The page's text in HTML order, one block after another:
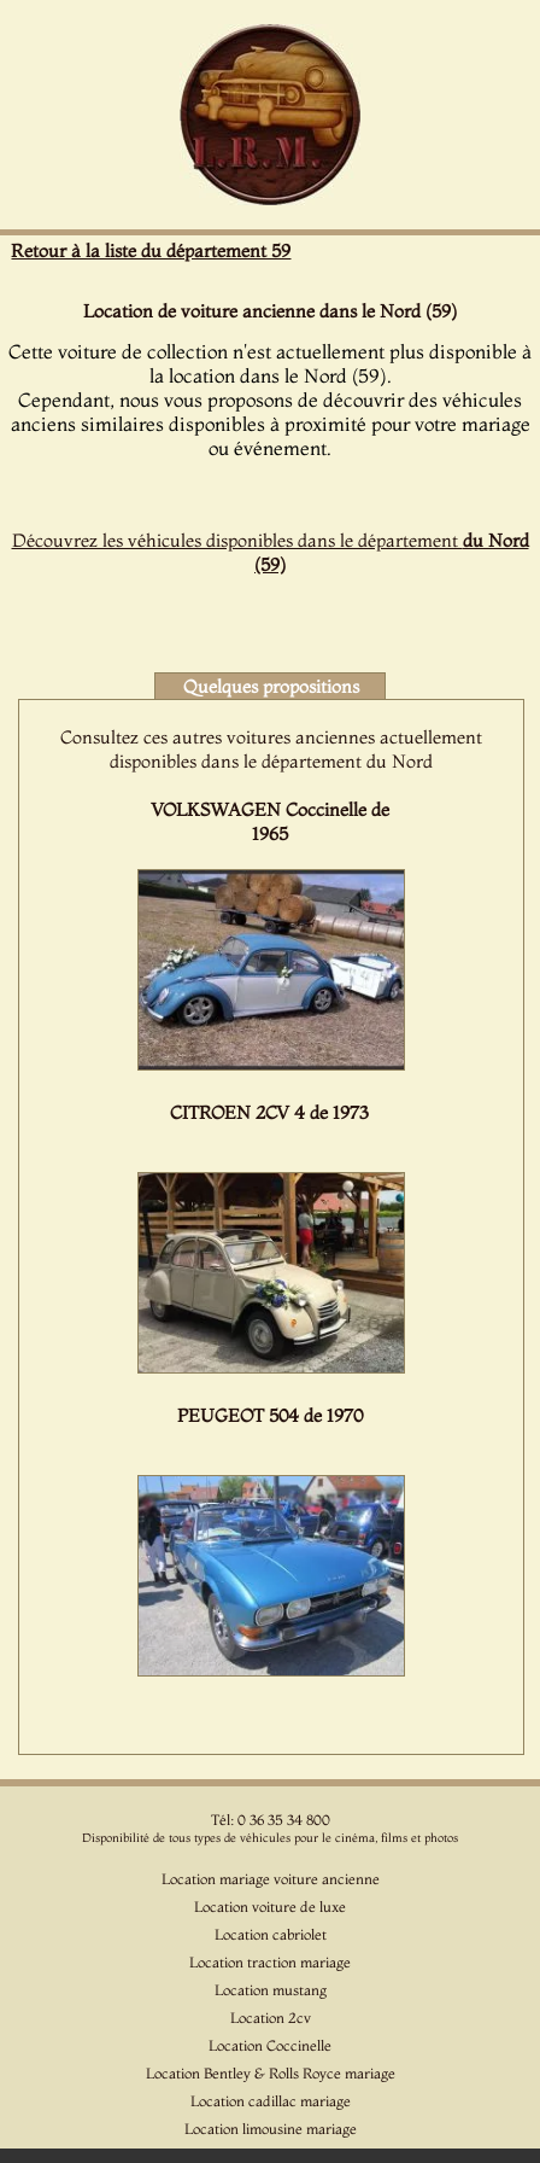
Retour à la liste du département 59
Location de voiture ancienne dans le Nord (59)
Cette voiture de collection n'est actuellement plus disponible à
la location dans le Nord (59).
Cependant, nous vous proposons de découvrir des véhicules
anciens similaires disponibles à proximité pour votre mariage
ou événement.
Découvrez les véhicules disponibles dans le département du Nord
(59)
Quelques propositions
Consultez ces autres voitures anciennes actuellement
disponibles dans le département du Nord
VOLKSWAGEN Coccinelle de
1965
CITROEN 2CV 4 de 1973
PEUGEOT 504 de 1970
Tél: 0 36 35 34 800
Disponibilité de tous types de véhicules pour le cinéma, films et photos
Location mariage voiture ancienne
Location voiture de luxe
Location cabriolet
Location traction mariage
Location mustang
Location 2cv
Location Coccinelle
Location Bentley & Rolls Royce mariage
Location cadillac mariage
Location limousine mariage